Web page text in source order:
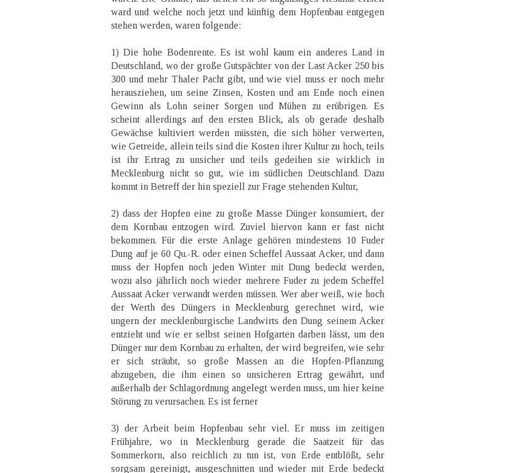
ward und welche noch jetzt und künftig dem Hopfenbau entgegen
stehen werden, waren folgende:
1) Die hohe Bodenrente. Es ist wohl kaum ein anderes Land in
Deutschland, wo der große Gutspächter von der Last Acker 250 bis
300 und mehr Thaler Pacht gibt, und wie viel muss er noch mehr
herausziehen, um seine Zinsen, Kosten und am Ende noch einen
Gewinn als Lohn seiner Sorgen und Mühen zu erübrigen. Es
scheint allerdings auf den ersten Blick, als ob gerade deshalb
Gewächse kultiviert werden müssten, die sich höher verwerten,
wie Getreide, allein teils sind die Kosten ihrer Kultur zu hoch, teils
ist ihr Ertrag zu unsicher und teils gedeihen sie wirklich in
Mecklenburg nicht so gut, wie im südlichen Deutschland. Dazu
kommt in Betreff der hin speziell zur Frage stehenden Kultur,
2) dass der Hopfen eine zu große Masse Dünger konsumiert, der
dem Kornbau entzogen wird. Zuviel hiervon kann er fast nicht
bekommen. Für die erste Anlage gehören mindestens 10 Fuder
Dung auf je 60 Qu.-R. oder einen Scheffel Aussaat Acker, und dann
muss der Hopfen noch jeden Winter mit Dung bedeckt werden,
wozu also jährlich noch wieder mehrere Fuder zu jedem Scheffel
Aussaat Acker verwandt werden müssen. Wer aber weiß, wie hoch
der Werth des Düngers in Mecklenburg gerechnet wird, wie
ungern der mecklenburgische Landwirts den Dung seinem Acker
entzieht und wie er selbst seinen Hofgarten darben lässt, um den
Dünger nur dem Kornbau zu erhalten, der wird begreifen, wie sehr
er sich sträubt, so große Massen an die Hopfen-Pflanzung
abzugeben, die ihm einen so unsicheren Ertrag gewährt, und
außerhalb der Schlagordnung angelegt werden muss, um hier keine
Störung zu verursachen. Es ist ferner
3) der Arbeit beim Hopfenbau sehr viel. Er muss im zeitigen
Frühjahre, wo in Mecklenburg gerade die Saatzeit für das
Sommerkorn, also reichlich zu tun ist, von Erde entblößt, sehr
sorgsam gereinigt, ausgeschnitten und wieder mit Erde bedeckt